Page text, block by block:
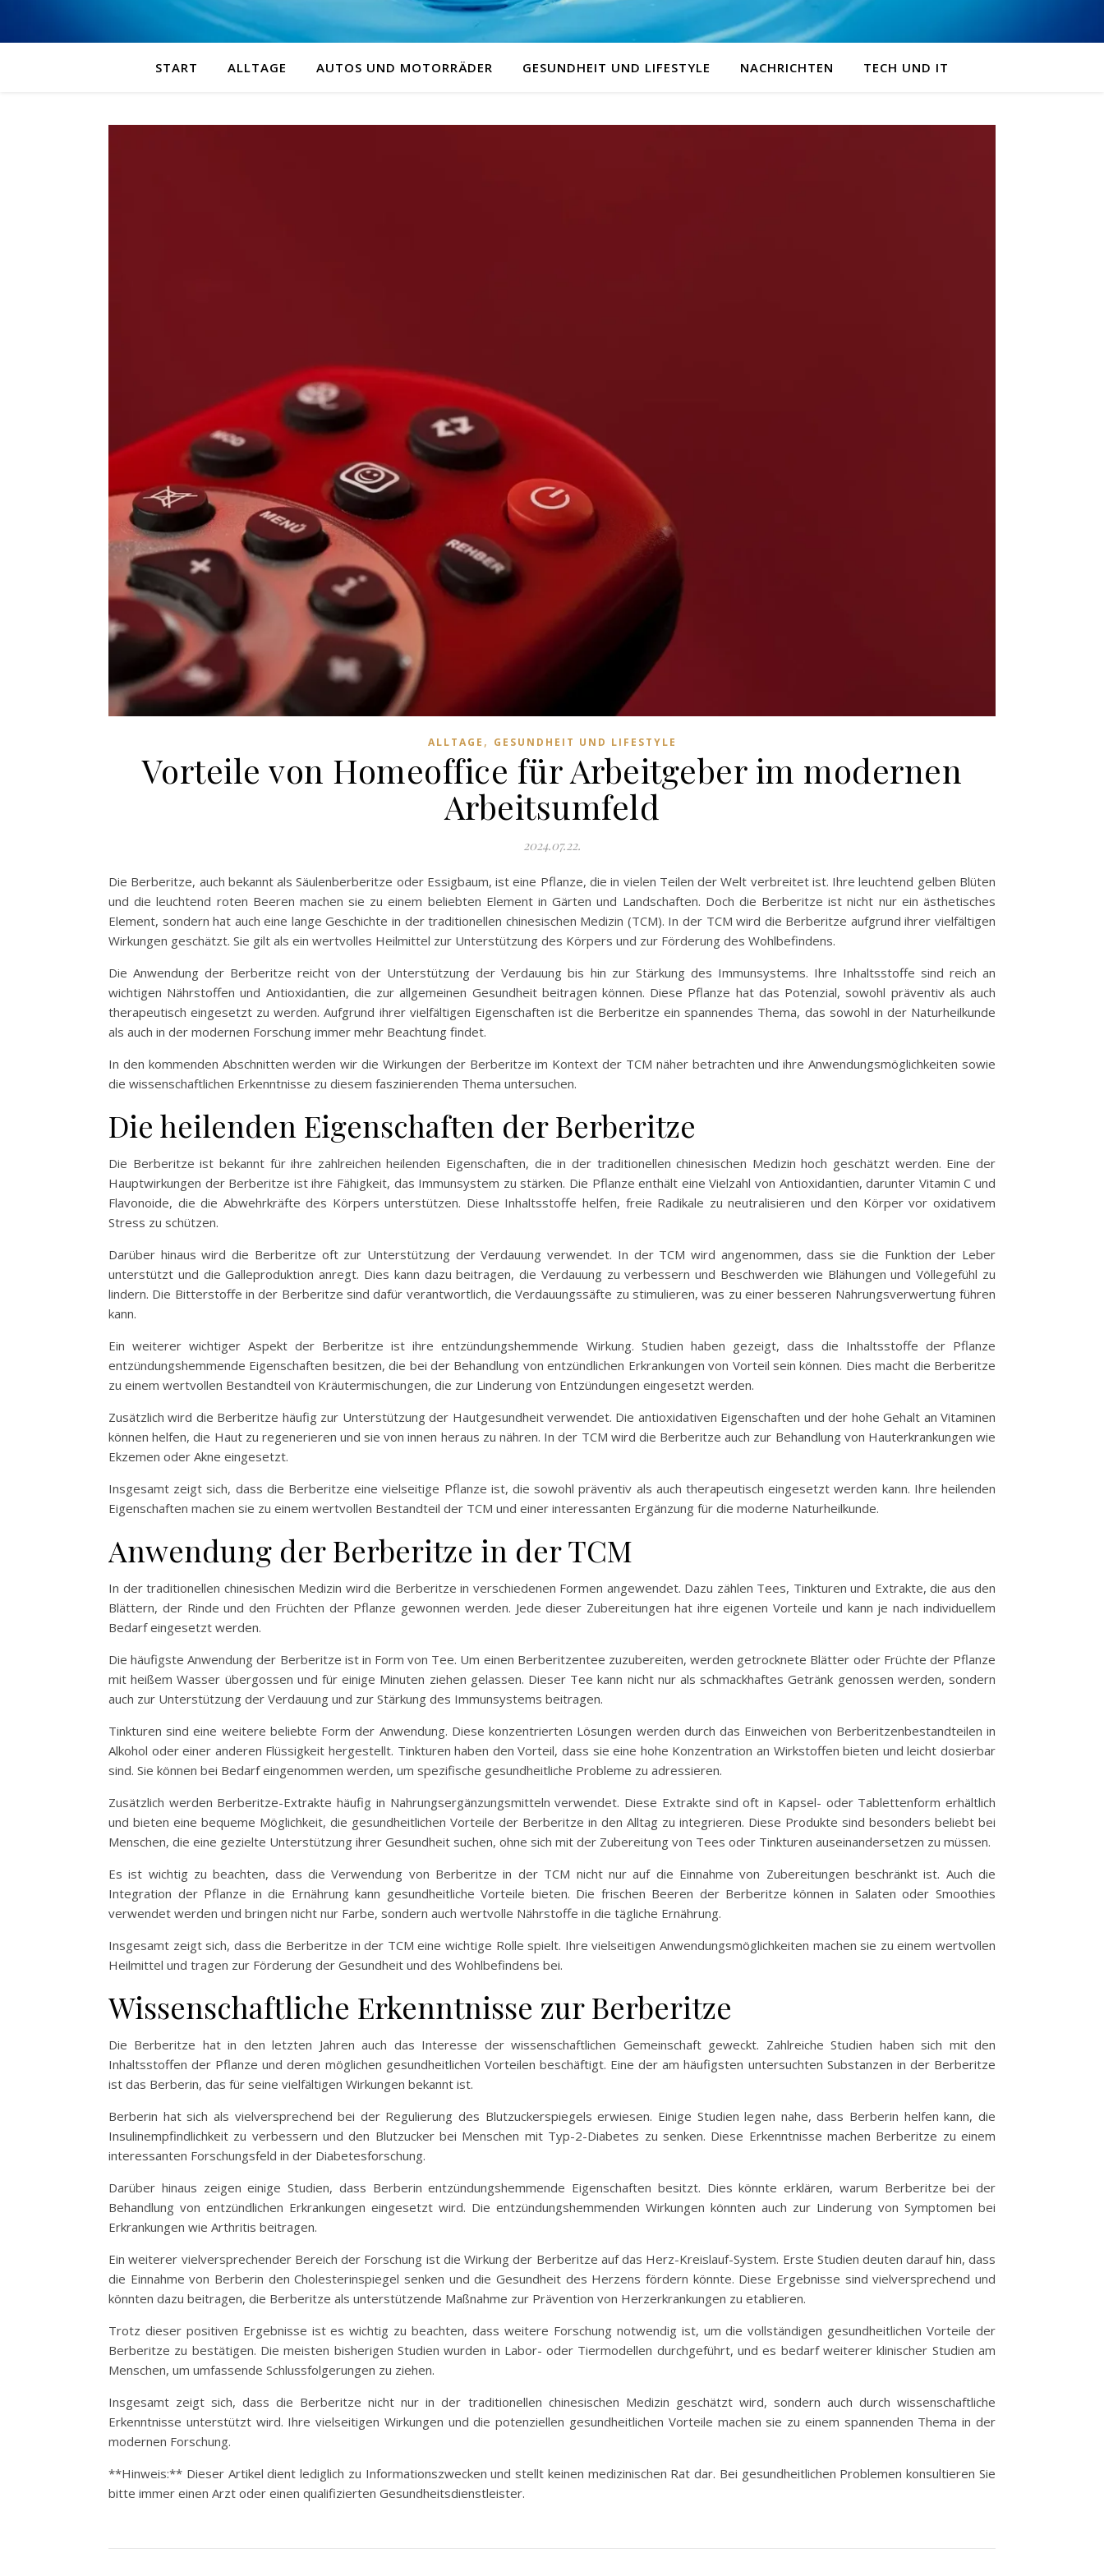
START ALLTAGE AUTOS UND MOTORRÄDER GESUNDHEIT UND LIFESTYLE NACHRICHTEN TECH UND IT
ALLTAGE , GESUNDHEIT UND LIFESTYLE
Vorteile von Homeoffice für Arbeitgeber im modernen
Arbeitsumfeld
2024.07.22.
Die Berberitze, auch bekannt als Säulenberberitze oder Essigbaum, ist eine Pflanze, die in vielen Teilen der Welt verbreitet ist. Ihre leuchtend gelben Blüten
und die leuchtend roten Beeren machen sie zu einem beliebten Element in Gärten und Landschaften. Doch die Berberitze ist nicht nur ein ästhetisches
Element, sondern hat auch eine lange Geschichte in der traditionellen chinesischen Medizin (TCM). In der TCM wird die Berberitze aufgrund ihrer vielfältigen
Wirkungen geschätzt. Sie gilt als ein wertvolles Heilmittel zur Unterstützung des Körpers und zur Förderung des Wohlbefindens.
Die Anwendung der Berberitze reicht von der Unterstützung der Verdauung bis hin zur Stärkung des Immunsystems. Ihre Inhaltsstoffe sind reich an
wichtigen Nährstoffen und Antioxidantien, die zur allgemeinen Gesundheit beitragen können. Diese Pflanze hat das Potenzial, sowohl präventiv als auch
therapeutisch eingesetzt zu werden. Aufgrund ihrer vielfältigen Eigenschaften ist die Berberitze ein spannendes Thema, das sowohl in der Naturheilkunde
als auch in der modernen Forschung immer mehr Beachtung findet.
In den kommenden Abschnitten werden wir die Wirkungen der Berberitze im Kontext der TCM näher betrachten und ihre Anwendungsmöglichkeiten sowie
die wissenschaftlichen Erkenntnisse zu diesem faszinierenden Thema untersuchen.
Die heilenden Eigenschaften der Berberitze
Die Berberitze ist bekannt für ihre zahlreichen heilenden Eigenschaften, die in der traditionellen chinesischen Medizin hoch geschätzt werden. Eine der
Hauptwirkungen der Berberitze ist ihre Fähigkeit, das Immunsystem zu stärken. Die Pflanze enthält eine Vielzahl von Antioxidantien, darunter Vitamin C und
Flavonoide, die die Abwehrkräfte des Körpers unterstützen. Diese Inhaltsstoffe helfen, freie Radikale zu neutralisieren und den Körper vor oxidativem
Stress zu schützen.
Darüber hinaus wird die Berberitze oft zur Unterstützung der Verdauung verwendet. In der TCM wird angenommen, dass sie die Funktion der Leber
unterstützt und die Galleproduktion anregt. Dies kann dazu beitragen, die Verdauung zu verbessern und Beschwerden wie Blähungen und Völlegefühl zu
lindern. Die Bitterstoffe in der Berberitze sind dafür verantwortlich, die Verdauungssäfte zu stimulieren, was zu einer besseren Nahrungsverwertung führen
kann.
Ein weiterer wichtiger Aspekt der Berberitze ist ihre entzündungshemmende Wirkung. Studien haben gezeigt, dass die Inhaltsstoffe der Pflanze
entzündungshemmende Eigenschaften besitzen, die bei der Behandlung von entzündlichen Erkrankungen von Vorteil sein können. Dies macht die Berberitze
zu einem wertvollen Bestandteil von Kräutermischungen, die zur Linderung von Entzündungen eingesetzt werden.
Zusätzlich wird die Berberitze häufig zur Unterstützung der Hautgesundheit verwendet. Die antioxidativen Eigenschaften und der hohe Gehalt an Vitaminen
können helfen, die Haut zu regenerieren und sie von innen heraus zu nähren. In der TCM wird die Berberitze auch zur Behandlung von Hauterkrankungen wie
Ekzemen oder Akne eingesetzt.
Insgesamt zeigt sich, dass die Berberitze eine vielseitige Pflanze ist, die sowohl präventiv als auch therapeutisch eingesetzt werden kann. Ihre heilenden
Eigenschaften machen sie zu einem wertvollen Bestandteil der TCM und einer interessanten Ergänzung für die moderne Naturheilkunde.
Anwendung der Berberitze in der TCM
In der traditionellen chinesischen Medizin wird die Berberitze in verschiedenen Formen angewendet. Dazu zählen Tees, Tinkturen und Extrakte, die aus den
Blättern, der Rinde und den Früchten der Pflanze gewonnen werden. Jede dieser Zubereitungen hat ihre eigenen Vorteile und kann je nach individuellem
Bedarf eingesetzt werden.
Die häufigste Anwendung der Berberitze ist in Form von Tee. Um einen Berberitzentee zuzubereiten, werden getrocknete Blätter oder Früchte der Pflanze
mit heißem Wasser übergossen und für einige Minuten ziehen gelassen. Dieser Tee kann nicht nur als schmackhaftes Getränk genossen werden, sondern
auch zur Unterstützung der Verdauung und zur Stärkung des Immunsystems beitragen.
Tinkturen sind eine weitere beliebte Form der Anwendung. Diese konzentrierten Lösungen werden durch das Einweichen von Berberitzenbestandteilen in
Alkohol oder einer anderen Flüssigkeit hergestellt. Tinkturen haben den Vorteil, dass sie eine hohe Konzentration an Wirkstoffen bieten und leicht dosierbar
sind. Sie können bei Bedarf eingenommen werden, um spezifische gesundheitliche Probleme zu adressieren.
Zusätzlich werden Berberitze-Extrakte häufig in Nahrungsergänzungsmitteln verwendet. Diese Extrakte sind oft in Kapsel- oder Tablettenform erhältlich
und bieten eine bequeme Möglichkeit, die gesundheitlichen Vorteile der Berberitze in den Alltag zu integrieren. Diese Produkte sind besonders beliebt bei
Menschen, die eine gezielte Unterstützung ihrer Gesundheit suchen, ohne sich mit der Zubereitung von Tees oder Tinkturen auseinandersetzen zu müssen.
Es ist wichtig zu beachten, dass die Verwendung von Berberitze in der TCM nicht nur auf die Einnahme von Zubereitungen beschränkt ist. Auch die
Integration der Pflanze in die Ernährung kann gesundheitliche Vorteile bieten. Die frischen Beeren der Berberitze können in Salaten oder Smoothies
verwendet werden und bringen nicht nur Farbe, sondern auch wertvolle Nährstoffe in die tägliche Ernährung.
Insgesamt zeigt sich, dass die Berberitze in der TCM eine wichtige Rolle spielt. Ihre vielseitigen Anwendungsmöglichkeiten machen sie zu einem wertvollen
Heilmittel und tragen zur Förderung der Gesundheit und des Wohlbefindens bei.
Wissenschaftliche Erkenntnisse zur Berberitze
Die Berberitze hat in den letzten Jahren auch das Interesse der wissenschaftlichen Gemeinschaft geweckt. Zahlreiche Studien haben sich mit den
Inhaltsstoffen der Pflanze und deren möglichen gesundheitlichen Vorteilen beschäftigt. Eine der am häufigsten untersuchten Substanzen in der Berberitze
ist das Berberin, das für seine vielfältigen Wirkungen bekannt ist.
Berberin hat sich als vielversprechend bei der Regulierung des Blutzuckerspiegels erwiesen. Einige Studien legen nahe, dass Berberin helfen kann, die
Insulinempfindlichkeit zu verbessern und den Blutzucker bei Menschen mit Typ-2-Diabetes zu senken. Diese Erkenntnisse machen Berberitze zu einem
interessanten Forschungsfeld in der Diabetesforschung.
Darüber hinaus zeigen einige Studien, dass Berberin entzündungshemmende Eigenschaften besitzt. Dies könnte erklären, warum Berberitze bei der
Behandlung von entzündlichen Erkrankungen eingesetzt wird. Die entzündungshemmenden Wirkungen könnten auch zur Linderung von Symptomen bei
Erkrankungen wie Arthritis beitragen.
Ein weiterer vielversprechender Bereich der Forschung ist die Wirkung der Berberitze auf das Herz-Kreislauf-System. Erste Studien deuten darauf hin, dass
die Einnahme von Berberin den Cholesterinspiegel senken und die Gesundheit des Herzens fördern könnte. Diese Ergebnisse sind vielversprechend und
könnten dazu beitragen, die Berberitze als unterstützende Maßnahme zur Prävention von Herzerkrankungen zu etablieren.
Trotz dieser positiven Ergebnisse ist es wichtig zu beachten, dass weitere Forschung notwendig ist, um die vollständigen gesundheitlichen Vorteile der
Berberitze zu bestätigen. Die meisten bisherigen Studien wurden in Labor- oder Tiermodellen durchgeführt, und es bedarf weiterer klinischer Studien am
Menschen, um umfassende Schlussfolgerungen zu ziehen.
Insgesamt zeigt sich, dass die Berberitze nicht nur in der traditionellen chinesischen Medizin geschätzt wird, sondern auch durch wissenschaftliche
Erkenntnisse unterstützt wird. Ihre vielseitigen Wirkungen und die potenziellen gesundheitlichen Vorteile machen sie zu einem spannenden Thema in der
modernen Forschung.
**Hinweis:** Dieser Artikel dient lediglich zu Informationszwecken und stellt keinen medizinischen Rat dar. Bei gesundheitlichen Problemen konsultieren Sie
bitte immer einen Arzt oder einen qualifizierten Gesundheitsdienstleister.